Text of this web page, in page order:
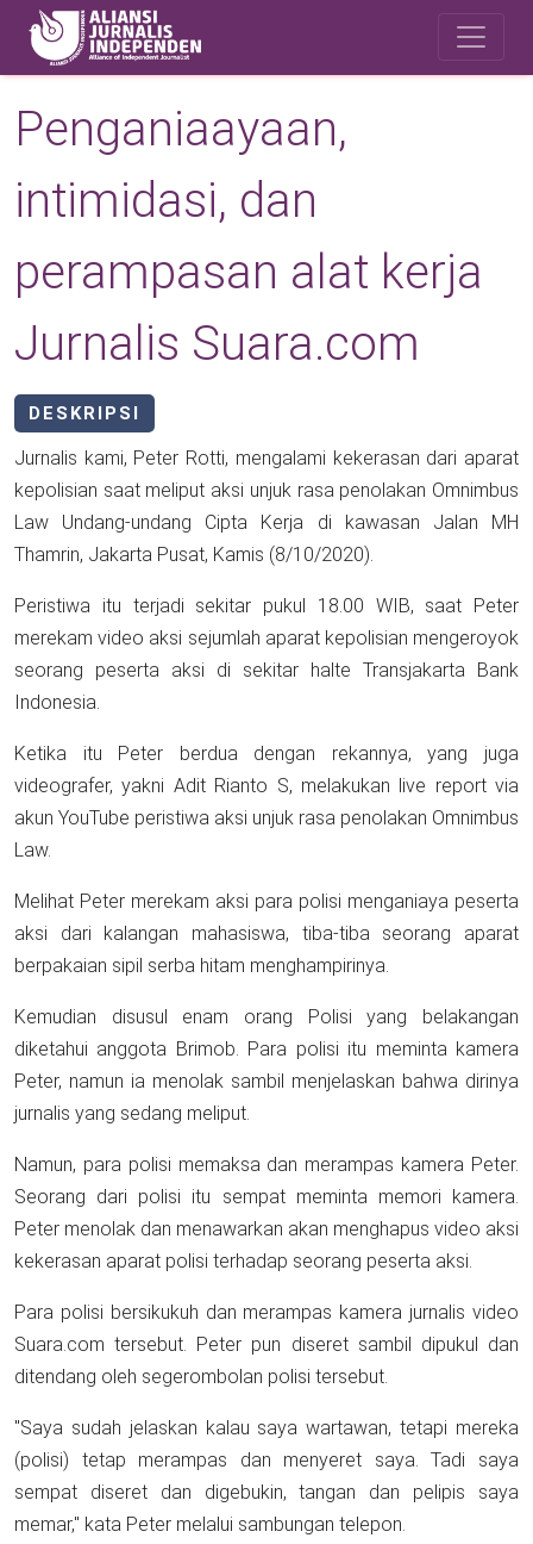
Skip to main content
Penganiaayaan,
intimidasi, dan
perampasan alat kerja
Jurnalis Suara.com
DESKRIPSI
Jurnalis kami, Peter Rotti, mengalami kekerasan dari aparat
kepolisian saat meliput aksi unjuk rasa penolakan Omnimbus
Law Undang-undang Cipta Kerja di kawasan Jalan MH
Thamrin, Jakarta Pusat, Kamis (8/10/2020).
Peristiwa itu terjadi sekitar pukul 18.00 WIB, saat Peter
merekam video aksi sejumlah aparat kepolisian mengeroyok
seorang peserta aksi di sekitar halte Transjakarta Bank
Indonesia.
Ketika itu Peter berdua dengan rekannya, yang juga
videografer, yakni Adit Rianto S, melakukan live report via
akun YouTube peristiwa aksi unjuk rasa penolakan Omnimbus
Law.
Melihat Peter merekam aksi para polisi menganiaya peserta
aksi dari kalangan mahasiswa, tiba-tiba seorang aparat
berpakaian sipil serba hitam menghampirinya.
Kemudian disusul enam orang Polisi yang belakangan
diketahui anggota Brimob. Para polisi itu meminta kamera
Peter, namun ia menolak sambil menjelaskan bahwa dirinya
jurnalis yang sedang meliput.
Namun, para polisi memaksa dan merampas kamera Peter.
Seorang dari polisi itu sempat meminta memori kamera.
Peter menolak dan menawarkan akan menghapus video aksi
kekerasan aparat polisi terhadap seorang peserta aksi.
Para polisi bersikukuh dan merampas kamera jurnalis video
Suara.com tersebut. Peter pun diseret sambil dipukul dan
ditendang oleh segerombolan polisi tersebut.
"Saya sudah jelaskan kalau saya wartawan, tetapi mereka
(polisi) tetap merampas dan menyeret saya. Tadi saya
sempat diseret dan digebukin, tangan dan pelipis saya
memar," kata Peter melalui sambungan telepon.